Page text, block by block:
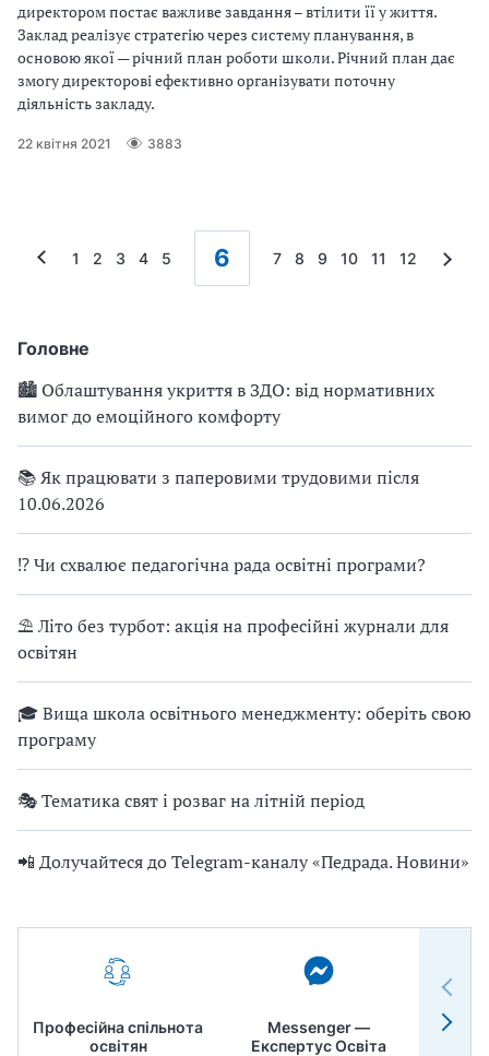
Головне
🏙 Облаштування укриття в ЗДО: від нормативних
вимог до емоційного комфорту
📚 Як працювати з паперовими трудовими після
10.06.2026
⁉ Чи схвалює педагогічна рада освітні програми?
⛱ Літо без турбот: акція на професійні журнали для
освітян
🎓 Вища школа освітнього менеджменту: оберіть свою
програму
🎭 Тематика свят і розваг на літній період
📲 Долучайтеся до Telegram-каналу «Педрада. Новини»
Професійна спільнота
освітян
Messenger —
Експертус Освіта
директором постає важливе завдання – втілити її у життя.
Заклад реалізує стратегію через систему планування, в
основою якої — річний план роботи школи. Річний план дає
змогу директорові ефективно організувати поточну
діяльність закладу.
22 квітня 2021 3883
1 2 3 4 5 6 7 8 9 10 11 12